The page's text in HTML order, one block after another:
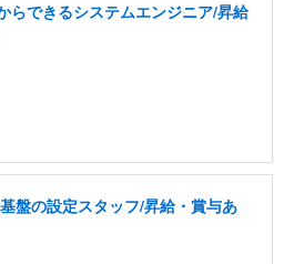
らできるシステムエンジニア/昇給
盤の設定スタッフ/昇給・賞与あ